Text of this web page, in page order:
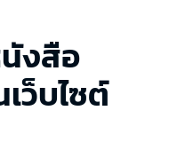
งสือ
ว็บไซต์